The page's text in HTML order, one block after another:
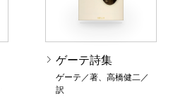
ゲーテ詩集
ゲーテ／著、高橋健二／
訳